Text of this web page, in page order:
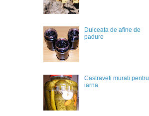
Dulceata de afine de
padure
Castraveti murati pentru
iarna